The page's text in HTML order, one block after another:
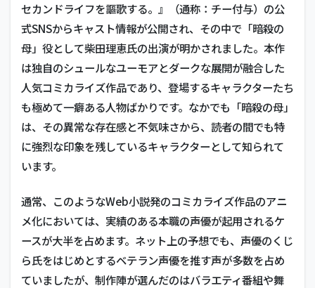
セカンドライフを謳歌する。』（通称：チー付与）の公
式SNSからキャスト情報が公開され、その中で「暗殺の
母」役として柴田理恵氏の出演が明かされました。本作
は独自のシュールなユーモアとダークな展開が融合した
人気コミカライズ作品であり、登場するキャラクターたち
も極めて一癖ある人物ばかりです。なかでも「暗殺の母」
は、その異常な存在感と不気味さから、読者の間でも特
に強烈な印象を残しているキャラクターとして知られて
います。
通常、このようなWeb小説発のコミカライズ作品のアニ
メ化においては、実績のある本職の声優が起用されるケ
ースが大半を占めます。ネット上の予想でも、声優のくじ
ら氏をはじめとするベテラン声優を推す声が多数を占め
ていましたが、制作陣が選んだのはバラエティ番組や舞